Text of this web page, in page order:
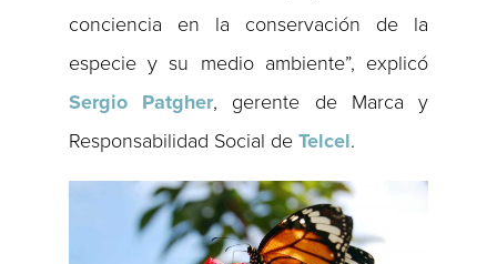
conciencia en la conservación de la
especie y su medio ambiente”, explicó
Sergio Patgher, gerente de Marca y
Responsabilidad Social deTelcel.